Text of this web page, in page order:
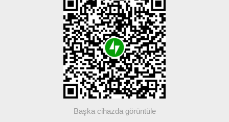
Başka cihazda görüntüle